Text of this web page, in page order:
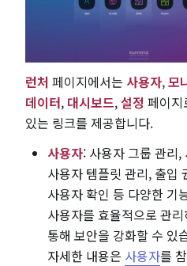
런처 페이지에서는 사용자,모
데이터, 대시보드,설정 페이지
있는 링크를 제공합니다.
사용자: 사용자 그룹 관리,
사용자 템플릿 관리, 출입
사용자 확인 등 다양한 기
사용자를 효율적으로 관
통해 보안을 강화할 수 있
자세한 내용은 사용자를